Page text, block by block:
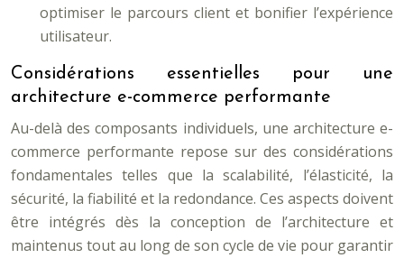
optimiser le parcours client et bonifier l’expérience
utilisateur.
Considérations essentielles pour une
architecture e-commerce performante
Au-delà des composants individuels, une architecture e-
commerce performante repose sur des considérations
fondamentales telles que la scalabilité, l’élasticité, la
sécurité, la fiabilité et la redondance. Ces aspects doivent
être intégrés dès la conception de l’architecture et
maintenus tout au long de son cycle de vie pour garantir